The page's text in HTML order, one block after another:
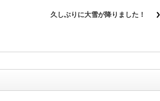
久しぶりに大雪が降りました！